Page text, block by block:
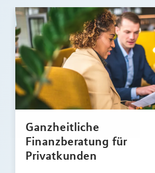
Ganzheitliche
Finanzberatung für
Privatkunden